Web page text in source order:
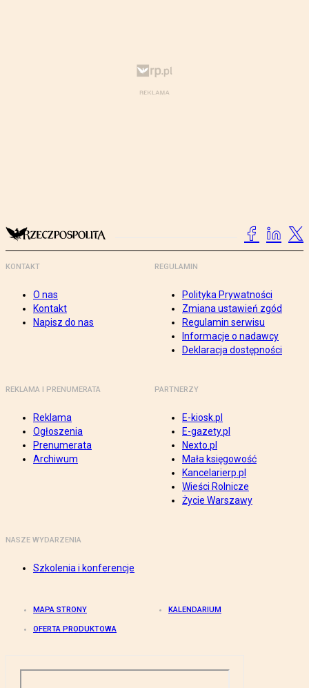
KONTAKT
O nas
Kontakt
Napisz do nas
REGULAMIN
Polityka Prywatności
Zmiana ustawień zgód
Regulamin serwisu
Informacje o nadawcy
Deklaracja dostępności
REKLAMA I PRENUMERATA
Reklama
Ogłoszenia
Prenumerata
Archiwum
PARTNERZY
E-kiosk.pl
E-gazety.pl
Nexto.pl
Mała księgowość
Kancelarierp.pl
Wieści Rolnicze
Życie Warszawy
NASZE WYDARZENIA
Szkolenia i konferencje
MAPA STRONY KALENDARIUM
OFERTA PRODUKTOWA